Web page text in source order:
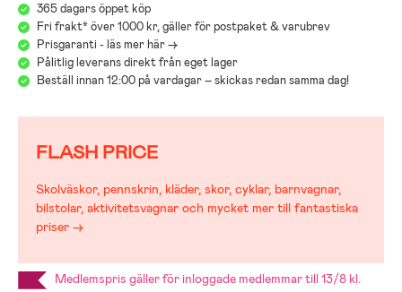
365 dagars öppet köp
Fri frakt* över 1000 kr, gäller för postpaket & varubrev
Prisgaranti - läs mer här ->
Pålitlig leverans direkt från eget lager
Beställ innan 12:00 på vardagar – skickas redan samma dag!
FLASH PRICE
Skolväskor, pennskrin, kläder, skor, cyklar, barnvagnar,
bilstolar, aktivitetsvagnar och mycket mer till fantastiska
priser →
Medlemspris gäller för inloggade medlemmar till 13/8 kl.